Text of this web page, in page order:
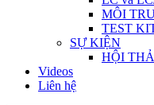
MÔI
TEST
SỰ KIỆN
HỘI
Videos
Liên hệ